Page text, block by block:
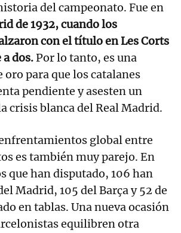
del campeonato. Fue en
de 1932, cuando los
con el título en Les Corts
dos.Por lo tanto, es una
para que los catalanes
pendiente y asesten un
crisis blanca del Real Madrid.
global entre
es también muy parejo. En
que han disputado, 106 han
Madrid, 105 del Barça y 52 de
en tablas. Una nueva ocasión
equilibren otra